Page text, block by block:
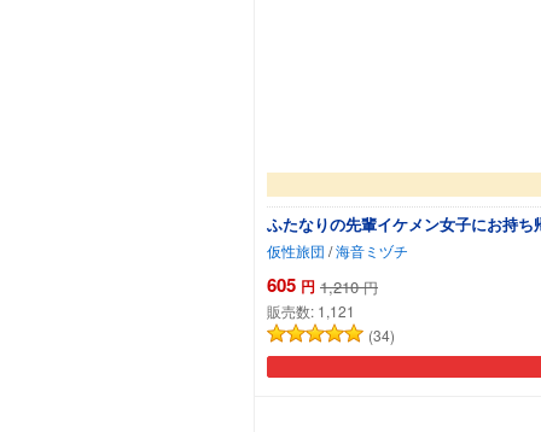
ふたなりの先輩イケメン女子にお持
仮性旅団 /海音ミヅチ
605 円 1,210 円
販売数: 1,121
(34)